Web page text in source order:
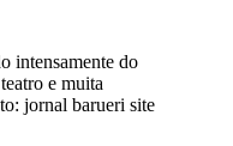
intensamente do
e muita
jornal barueri site